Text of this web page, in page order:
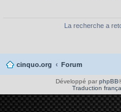
La recherche a
cinquo.org Forum
Développé par phpBB
Traduction